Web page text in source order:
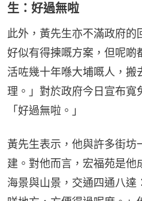
生：好過無啦
此外，黃先生亦不滿政府的
好似有得揀嘅方案，但呢啲
活咗幾十年喺大埔嘅人，搬
理。」對於政府今日宣布寬
「好過無啦。」
黃先生表示，他與許多街坊
建。對他而言，宏福苑是他
海景與山景，交通四通八達